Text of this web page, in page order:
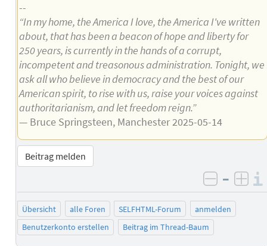
--
“In my home, the America I love, the America I've written
about, that has been a beacon of hope and liberty for
250 years, is currently in the hands of a corrupt,
incompetent and treasonous administration. Tonight, we
ask all who believe in democracy and the best of our
American spirit, to rise with us, raise your voices against
authoritarianism, and let freedom reign.”
— Bruce Springsteen, Manchester 2025-05-14
Beitrag melden
negativ
–
Übersicht alle Foren SELFHTML-Forum
anmelden
Benutzerkonto erstellen
Beitrag im Thread-Baum